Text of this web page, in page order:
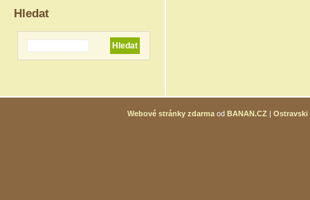
Hledat
Webové stránky zdarma od BANAN.CZ | Ostravski